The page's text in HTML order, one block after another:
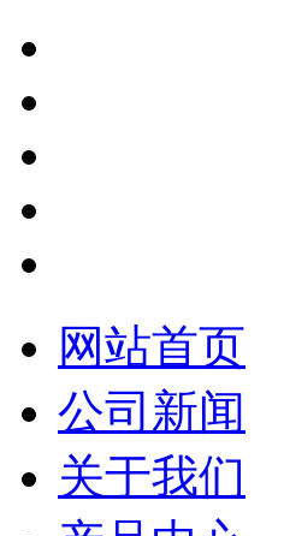
网站首页
公司新闻
关于我们